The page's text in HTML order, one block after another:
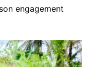
engagement